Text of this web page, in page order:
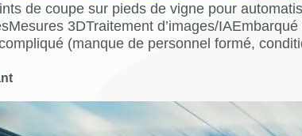
de coupe sur pieds de vigne pour
3DTraitement d’images/
(manque de personnel formé,